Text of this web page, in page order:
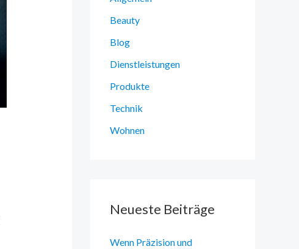
Beauty
Blog
Dienstleistungen
Produkte
Technik
Wohnen
Neueste Beiträge
Wenn Präzision und